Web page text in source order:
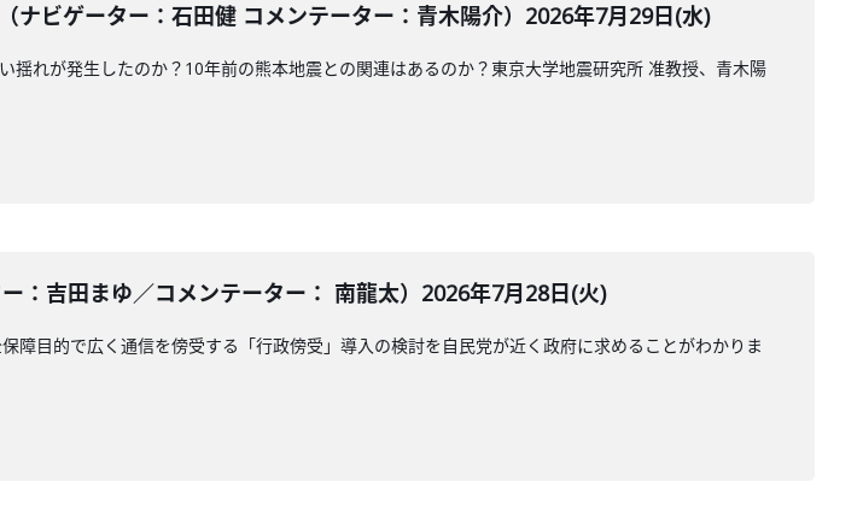
ナビゲーター：石田健 コメンテーター：青木陽介）2026年7月29日(水)
揺れが発生したのか？10年前の熊本地震との関連はあるのか？東京大学地震研究所 准教授、青木陽
：吉田まゆ／コメンテーター： 南龍太）2026年7月28日(火)
障目的で広く通信を傍受する「行政傍受」導入の検討を自民党が近く政府に求めることがわかりま